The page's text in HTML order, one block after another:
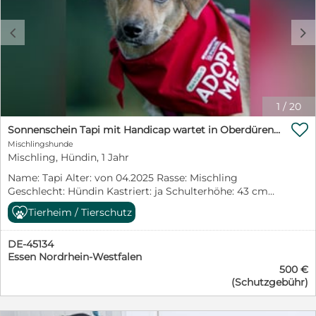
1 / 20
c d
Sonnenschein Tapi mit Handicap wartet in Oberdürenbach
Mischlingshunde
Mischling, Hündin, 1 Jahr
Name: Tapi Alter: von 04.2025 Rasse: Mischling
Geschlecht: Hündin Kastriert: ja Schulterhöhe: 43 cm
(Stand März.2026) Gewicht: 9 kg (Stand März.2026)
Tapi – kleines Wunder auf vier Pfötchen sucht großes
Herz Seit Oktober 25 lebt unsere besondere
Handicaphündin Tapi auf einer liebevollen Pflegestelle
in Oberdürenbach/ Rheinland_-Pfalz. Nun ist sie endlich
bereit, ihr eigenes Zuhause zu finden. Die kleine Hündin
wurde im August 2025 hilflos gefunden. Nach ersten
Untersuchungen war klar, dass sie am sogenannten
Frosch-Syndrom leidet – einer neurologischen

Tierheim / Tierschutz
DE-45134
Essen Nordrhein-Westfalen
500 €
(Schutzgebühr)